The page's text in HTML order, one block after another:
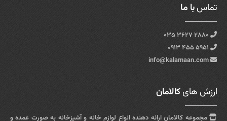
تماسبا ما
info@kalamaan.com
ارزش هایکالامان
مجموعه کالامان ارائه دهنده انواع لوازم خانه و آشپزخانه به صورت عمده و